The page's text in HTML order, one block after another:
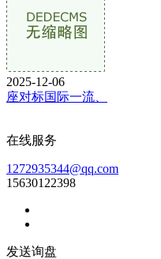
2025-12-06
座对标国际一流、
在线服务
1272935344@qq.com
15630122398
发送询盘